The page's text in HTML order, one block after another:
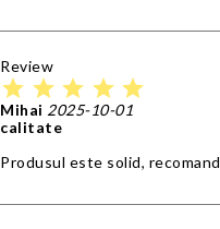
Review
star star star star star
Mihai 2025-10-01
calitate
Produsul este solid, recomand